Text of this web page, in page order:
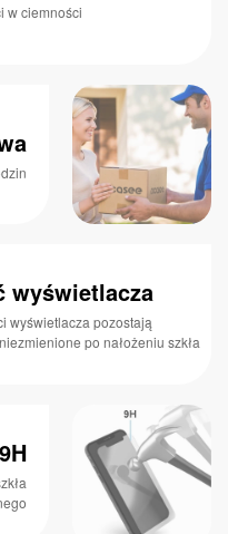
w ciemności
wyświetlacza
wyświetlacza pozostają
po nałożeniu szkła